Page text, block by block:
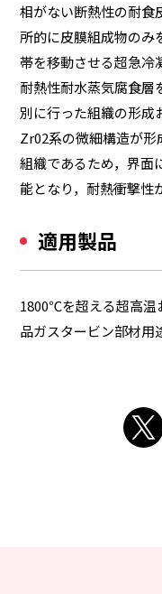
相がない断熱性の耐食
所的に皮膜組成物のみ
帯を移動させる超急冷
耐熱性耐水蒸気腐食層
別に行った組織の形成
Zr02系の微細構造が
組織であるため，界面
能となり，耐熱衝撃性
適用製品
1800℃を超える超高温
品ガスタービン部材用